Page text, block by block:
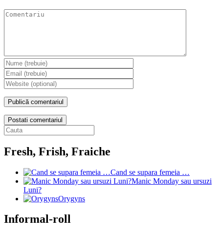
Postati comentariul
Fresh, Frish, Fraiche
Cand se supara femeia …
Manic Monday sau ursuzi
Luni?
Orygyns
Informal-roll